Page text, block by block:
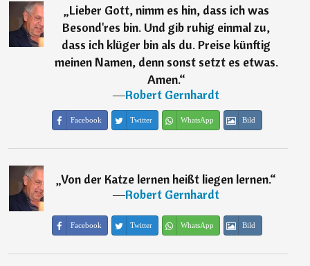
„Lieber Gott, nimm es hin, dass ich was
Besond'res bin. Und gib ruhig einmal zu,
dass ich klüger bin als du. Preise künftig
meinen Namen, denn sonst setzt es etwas.
Amen.“
―Robert Gernhardt
Facebook Twitter WhatsApp Bild
„Von der Katze lernen heißt liegen lernen.“
―Robert Gernhardt
Facebook Twitter WhatsApp Bild